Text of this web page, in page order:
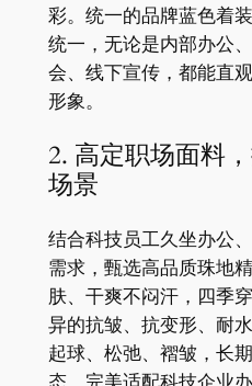
彩。统一的品牌蓝色着
统一，无论是内部办公
会、线下宣传，都能直
形象。
2. 高定职场面料
场景
结合科技员工久坐办公
需求，甄选高品质珠地
肤、干爽不闷汗，四季
异的抗皱、抗变形、耐
起球、松弛、褶皱，长